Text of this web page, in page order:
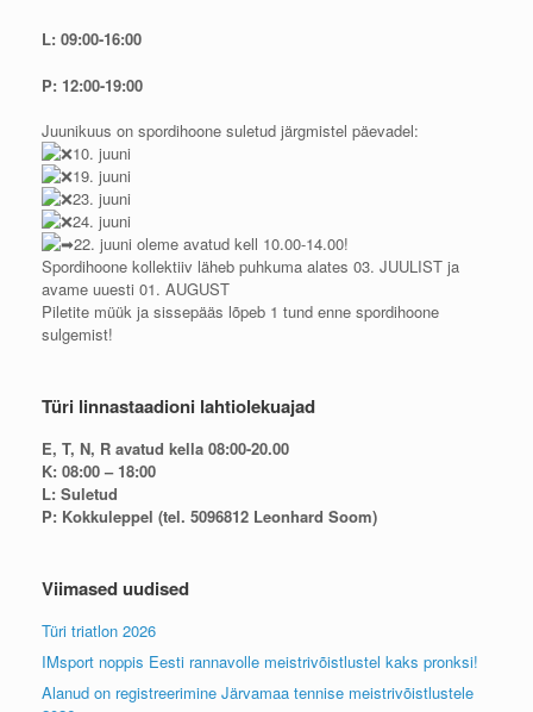
L: 09:00-16:00
P: 12:00-19:00
Juunikuus on spordihoone suletud järgmistel päevadel:
10. juuni
19. juuni
23. juuni
24. juuni
22. juuni oleme avatud kell 10.00-14.00!
Spordihoone kollektiiv läheb puhkuma alates 03. JUULIST ja
avame uuesti 01. AUGUST
Piletite müük ja sissepääs lõpeb 1 tund enne spordihoone
sulgemist!
Türi linnastaadioni lahtiolekuajad
E, T, N, R avatud kella 08:00-20.00
K: 08:00 – 18:00
L: Suletud
P: Kokkuleppel (tel. 5096812 Leonhard Soom)
Viimased uudised
Türi triatlon 2026
IMsport noppis Eesti rannavolle meistrivõistlustel kaks pronksi!
Alanud on registreerimine Järvamaa tennise meistrivõistlustele